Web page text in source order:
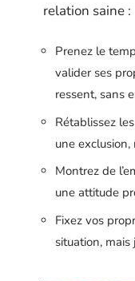
relation saine :
Prenez le
valider ses
ressent, sans
Rétablissez
une
Montrez de
une attitude
Fixez vos
situation, mais